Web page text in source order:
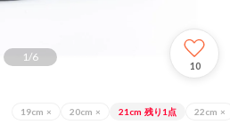
1/6
10
19cm × 20cm × 21cm 残り1点 22cm ×